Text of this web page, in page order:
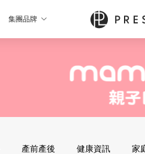
集團品牌
產前產後 健康資訊 家